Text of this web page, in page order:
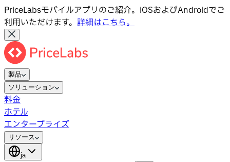
PriceLabsモバイルアプリのご紹介。iOSおよびAndroidでご
利用いただけます。 詳細はこちら。
製品
ソリューション
料金
ホテル
エンタープライズ
リソース
ja